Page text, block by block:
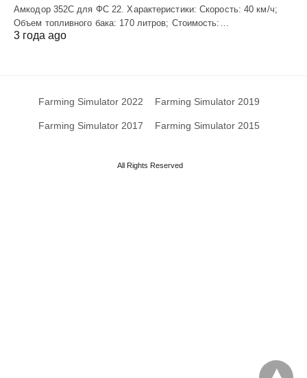
Амкодор 352С для ФС 22. Характеристики: Скорость: 40 км/ч;
Объем топливного бака: 170 литров; Стоимость:…
3 года ago
Farming Simulator 2022 Farming Simulator 2019
Farming Simulator 2017 Farming Simulator 2015
All Rights Reserved